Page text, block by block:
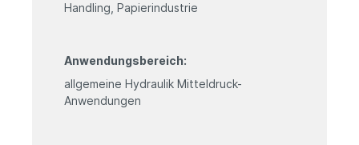
Handling, Papierindustrie
Anwendungsbereich:
allgemeine Hydraulik Mitteldruck-
Anwendungen